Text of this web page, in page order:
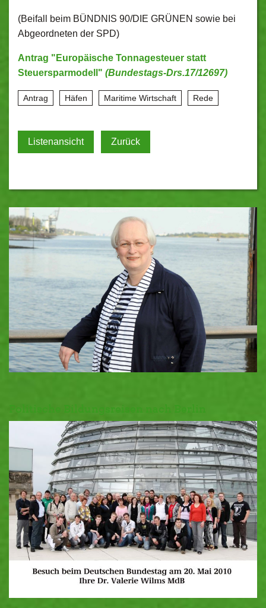
(Beifall beim BÜNDNIS 90/DIE GRÜNEN sowie bei
Abgeordneten der SPD)
Antrag "Europäische Tonnagesteuer statt
Steuersparmodell" (Bundestags-Drs.17/12697)
Antrag Häfen Maritime Wirtschaft Rede
Listenansicht Zurück